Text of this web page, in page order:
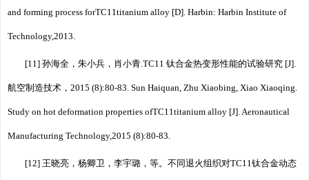
and forming process forTC11titanium alloy [D]. Harbin: Harbin Institute of
Technology,2013.
[11] 孙海全，朱小兵，肖小青.TC11 钛合金热变形性能的试验研究 [J].
航空制造技术，2015 (8):80⁃83. Sun Haiquan, Zhu Xiaobing, Xiao Xiaoqing.
Study on hot deformation properties ofTC11titanium alloy [J]. Aeronautical
Manufacturing Technology,2015 (8):80⁃83.
[12] 王晓亮，杨卿卫，李宇璐，等。不同退火组织对TC11钛合金动态